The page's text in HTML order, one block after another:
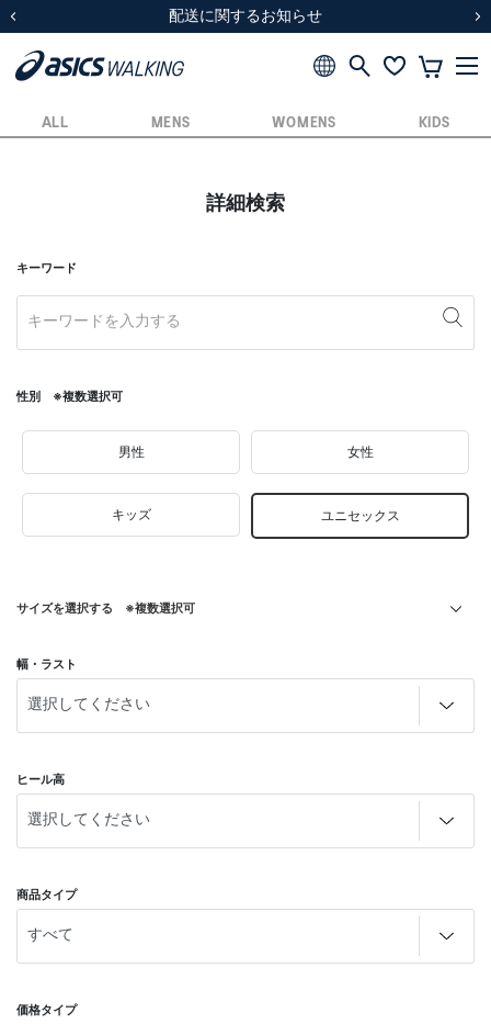
スクスク（SUKU2）価格改定のお知らせ
配送に関するお知らせ
スクスク（SUKU2）価格改定のお知らせ
配送に関するお知らせ
ALL MENS WOMENS KIDS
詳細検索
キーワード
性別 ※複数選択可
男性 女性
キッズ ユニセックス
サイズを選択する ※複数選択可
幅・ラスト
ヒール高
商品タイプ
価格タイプ